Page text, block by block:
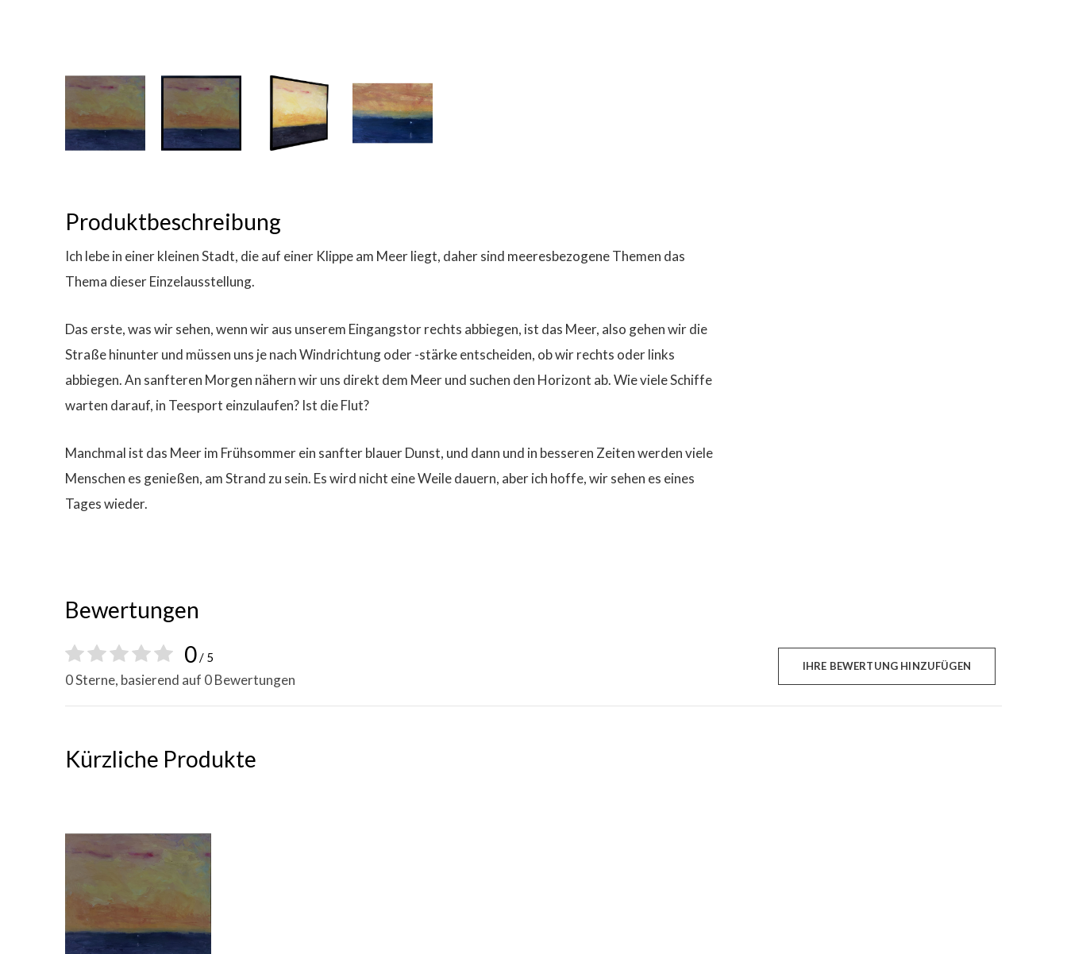
Produktbeschreibung
Ich lebe in einer kleinen Stadt, die auf einer Klippe am Meer liegt, daher sind meeresbezogene Themen das
Thema dieser Einzelausstellung.
Das erste, was wir sehen, wenn wir aus unserem Eingangstor rechts abbiegen, ist das Meer, also gehen wir die
Straße hinunter und müssen uns je nach Windrichtung oder -stärke entscheiden, ob wir rechts oder links
abbiegen. An sanfteren Morgen nähern wir uns direkt dem Meer und suchen den Horizont ab. Wie viele Schiffe
warten darauf, in Teesport einzulaufen? Ist die Flut?
Manchmal ist das Meer im Frühsommer ein sanfter blauer Dunst, und dann und in besseren Zeiten werden viele
Menschen es genießen, am Strand zu sein. Es wird nicht eine Weile dauern, aber ich hoffe, wir sehen es eines
Tages wieder.
Bewertungen
0/ 5
0 Sterne, basierend auf 0 Bewertungen
IHRE BEWERTUNG HINZUFÜGEN
Kürzliche Produkte